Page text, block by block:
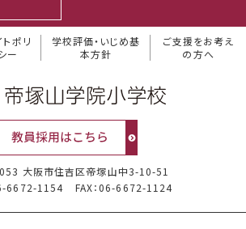
ポリ
ー
学校評価・いじめ基
本方針
ご支援をお考え
の方へ
大阪市住吉区帝塚山中3-10-51
6672-1154
FAX：06-6672-1124